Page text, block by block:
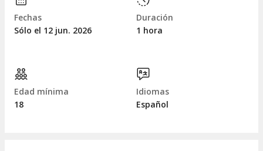
Fechas
Sólo el 12 jun. 2026
Duración
1 hora
Edad mínima
18
Idiomas
Español